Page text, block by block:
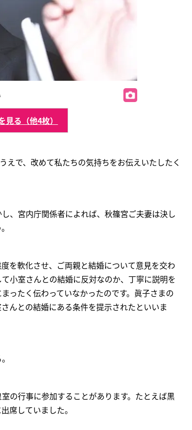
見る（他4枚）
えで、改めて私たちの気持ちをお伝えいたしたく
、宮内庁関係者によれば、秋篠宮ご夫妻は決し
を軟化させ、ご両親と結婚について意見を交わ
小室さんとの結婚に反対なのか、丁寧に説明を
ったく伝わっていなかったのです。眞子さまの
んとの結婚にある条件を提示されたといいま
の行事に参加することがあります。たとえば黒
席していました。